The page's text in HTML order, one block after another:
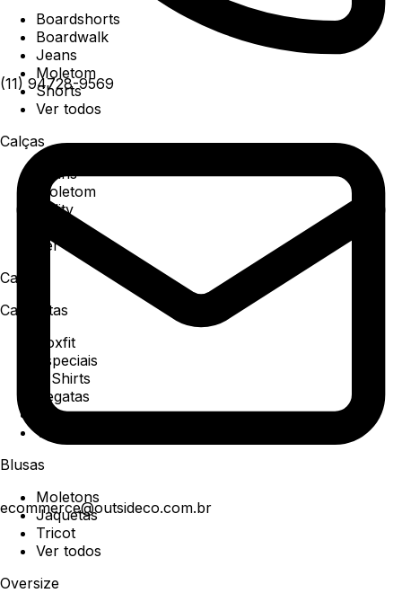
(11) 94728-9569
ecommerce@outsideco.com.br
Boardshorts
Boardwalk
Jeans
Moletom
Shorts
Ver todos
Calças
Jeans
Moletom
Utility
Ver todos
Camisa
Camisetas
Boxfit
Especiais
T-Shirts
Regatas
Polo
Ver todos
Blusas
Moletons
Jaquetas
Tricot
Ver todos
Oversize